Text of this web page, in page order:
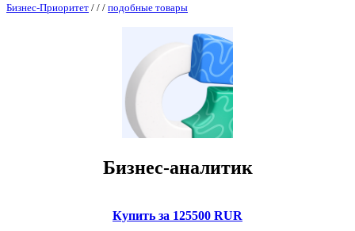
Бизнес-Приоритет / / / подобные товары
Бизнес-аналитик
Купить за 125500 RUR